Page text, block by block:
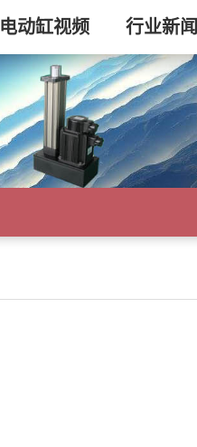
电动缸视频 行业新闻